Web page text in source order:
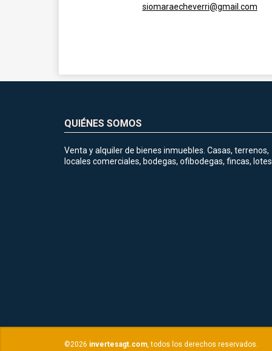
siomaraecheverri@gmail.com
QUIÉNES SOMOS
Venta y alquiler de bienes inmuebles. Casas, terrenos,
locales comerciales, bodegas, ofibodegas, fincas, lotes.
©2026 invertesagt.com, todos los derechos reservados.